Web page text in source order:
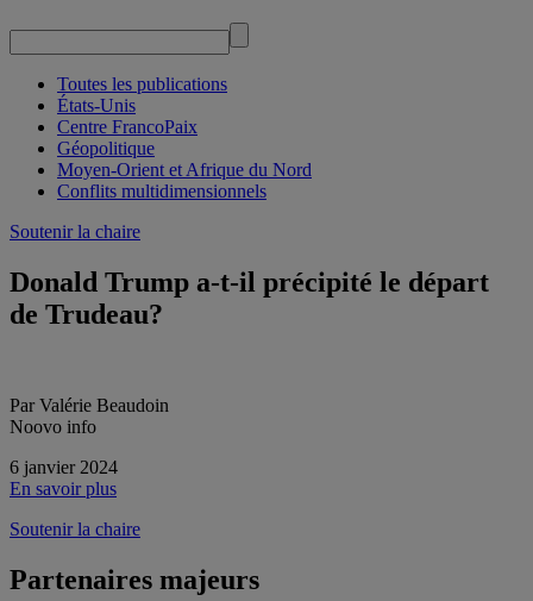
Toutes les publications
États-Unis
Centre FrancoPaix
Géopolitique
Moyen-Orient et Afrique du Nord
Conflits multidimensionnels
Soutenir la chaire
Donald Trump a-t-il précipité le départ
de Trudeau?
Par Valérie Beaudoin
Noovo info
6 janvier 2024
En savoir plus
Soutenir la chaire
Partenaires majeurs